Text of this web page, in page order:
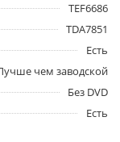
TEF6686
TDA7851
Есть
чем заводской
Без DVD
Есть